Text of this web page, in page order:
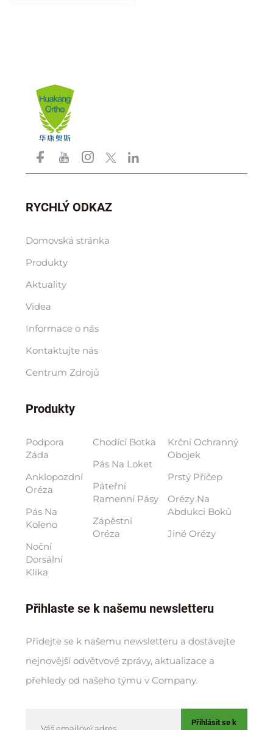
RYCHLÝ ODKAZ
Domovská stránka
Produkty
Aktuality
Videa
Informace o nás
Kontaktujte nás
Centrum Zdrojů
Produkty
Podpora
Záda
Anklopozdní
Oréza
Pás Na
Koleno
Noční
Dorsální
Klika
Chodící Botka
Pás Na Loket
Páteřní
Ramenní Pásy
Zápěstní
Oréza
Krční Ochranný
Obojek
Prstý Příčep
Orézy Na
Abdukci Boků
Jiné Orézy
Přihlaste se k našemu newsletteru
Přidejte se k našemu newsletteru a dostávejte
nejnovější odvětvové zprávy, aktualizace a
přehledy od našeho týmu v Company.
Přihlásit se k